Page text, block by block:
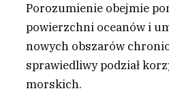
Porozumienie obejmie
powierzchni oceanów i
nowych obszarów
sprawiedliwy podział
morskich.